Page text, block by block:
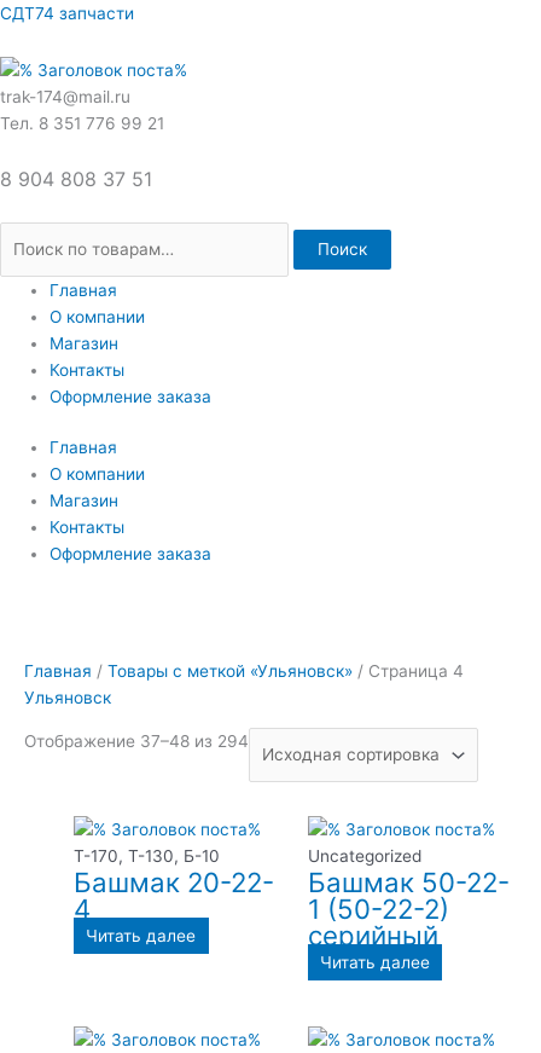
Перейти
содержимому
СДТ74 запчасти
trak-174@mail.ru
Тел. 8 351 776 99 21
8 904 808 37 51
Искать:
Поиск
Главная
О компании
Магазин
Контакты
Оформление заказа
Главная
О компании
Магазин
Контакты
Оформление заказа
Главная / Товары с меткой «Ульяновск» / Страница 4
Ульяновск
Отображение 37–48 из 294
Т-170, Т-130, Б-10
Башмак 20-22-
4
Читать далее
Uncategorized
Башмак 50-22-
1 (50-22-2)
серийный
Читать далее